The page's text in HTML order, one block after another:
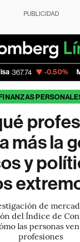
PUBLICIDAD
MercadoLibre
más la
y
de
del Índice de
las personas
profesiones